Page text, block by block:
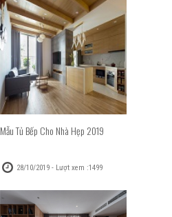
Mẫu Tủ Bếp Cho Nhà Hẹp 2019
28/10/2019 - Lượt xem :1499